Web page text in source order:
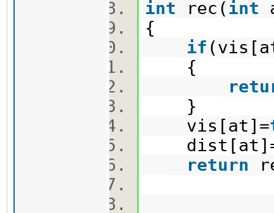
int rec( int
{
if
{
}
vis[at]=
return